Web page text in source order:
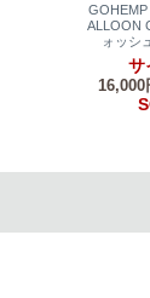
ALLOON
ォッシ
サ
16,000